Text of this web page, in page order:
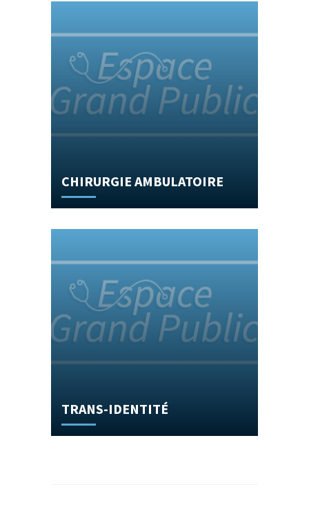
CHIRURGIE AMBULATOIRE
TRANS-IDENTITÉ